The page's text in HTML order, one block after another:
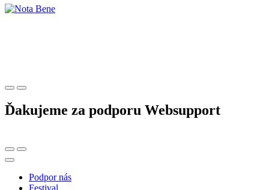
Ďakujeme za podporu Websupport
Podpor nás